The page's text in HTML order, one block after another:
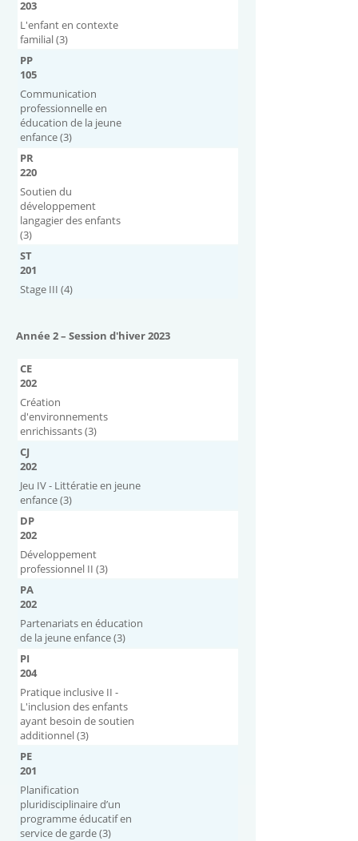
203
L'enfant en contexte
familial (3)
PP
105
Communication
professionnelle en
éducation de la jeune
enfance (3)
PR
220
Soutien du
développement
langagier des enfants
(3)
ST
201
Stage III (4)
Année 2 – Session d'hiver 2023
CE
202
Création
d'environnements
enrichissants (3)
CJ
202
Jeu IV - Littératie en jeune
enfance (3)
DP
202
Développement
professionnel II (3)
PA
202
Partenariats en éducation
de la jeune enfance (3)
PI
204
Pratique inclusive II -
L'inclusion des enfants
ayant besoin de soutien
additionnel (3)
PE
201
Planification
pluridisciplinaire d’un
programme éducatif en
service de garde (3)